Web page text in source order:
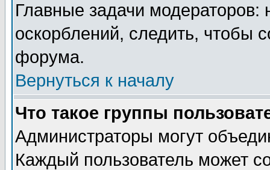
Главные задачи
оскорблений, следить, чтобы
форума.
Вернуться к началу
Что такое группы
Администраторы могут
Каждый пользователь может